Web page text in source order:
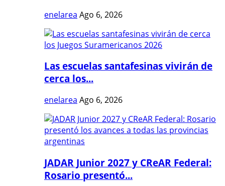
enelarea Ago 6, 2026
Las escuelas santafesinas vivirán de
cerca los...
enelarea Ago 6, 2026
JADAR Junior 2027 y CReAR Federal:
Rosario presentó...